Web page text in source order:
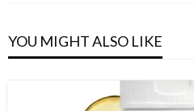
YOU MIGHT ALSO LIKE